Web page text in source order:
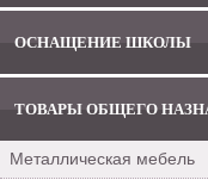
ОСНАЩЕНИЕ ШКОЛЫ
ТОВАРЫ ОБЩЕГО
Металлическая мебель